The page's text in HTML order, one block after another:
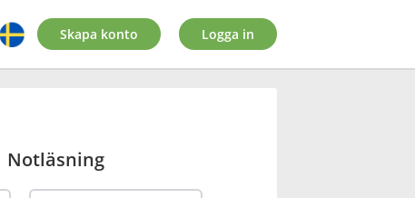
Skapa konto Logga in
Notläsning